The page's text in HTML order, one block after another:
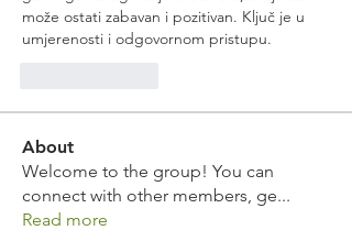
može ostati zabavan i pozitivan. Ključ je u
umjerenosti i odgovornom pristupu.
About
Welcome to the group! You can
connect with other members, ge...
Read more